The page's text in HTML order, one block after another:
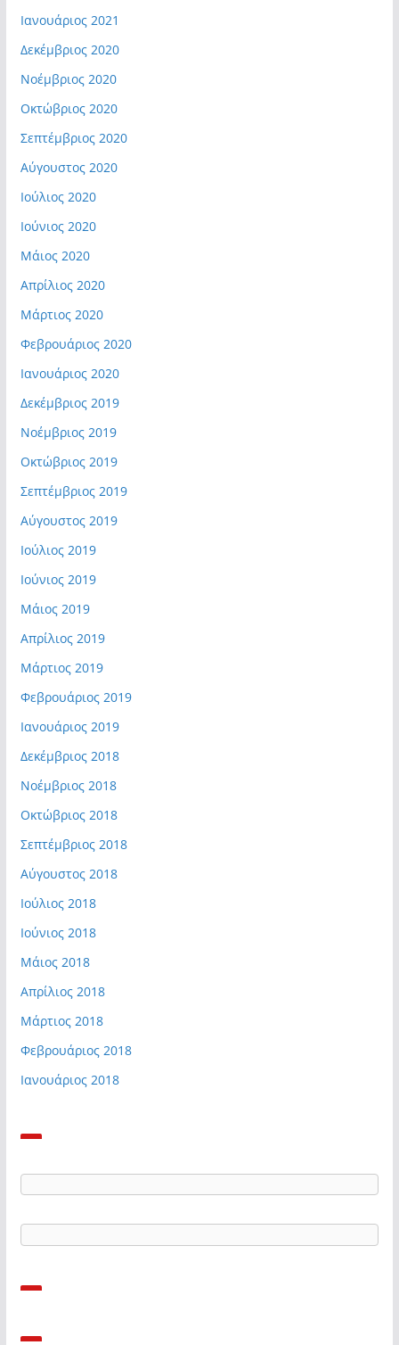
Ιανουάριος 2021
Δεκέμβριος 2020
Νοέμβριος 2020
Οκτώβριος 2020
Σεπτέμβριος 2020
Αύγουστος 2020
Ιούλιος 2020
Ιούνιος 2020
Μάιος 2020
Απρίλιος 2020
Μάρτιος 2020
Φεβρουάριος 2020
Ιανουάριος 2020
Δεκέμβριος 2019
Νοέμβριος 2019
Οκτώβριος 2019
Σεπτέμβριος 2019
Αύγουστος 2019
Ιούλιος 2019
Ιούνιος 2019
Μάιος 2019
Απρίλιος 2019
Μάρτιος 2019
Φεβρουάριος 2019
Ιανουάριος 2019
Δεκέμβριος 2018
Νοέμβριος 2018
Οκτώβριος 2018
Σεπτέμβριος 2018
Αύγουστος 2018
Ιούλιος 2018
Ιούνιος 2018
Μάιος 2018
Απρίλιος 2018
Μάρτιος 2018
Φεβρουάριος 2018
Ιανουάριος 2018